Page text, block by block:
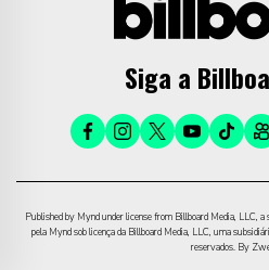
Siga a
Published by Mynd under license from Billboard Media, LLC,
pela Mynd sob licença da Billboard Media, LLC, uma
reservados. By